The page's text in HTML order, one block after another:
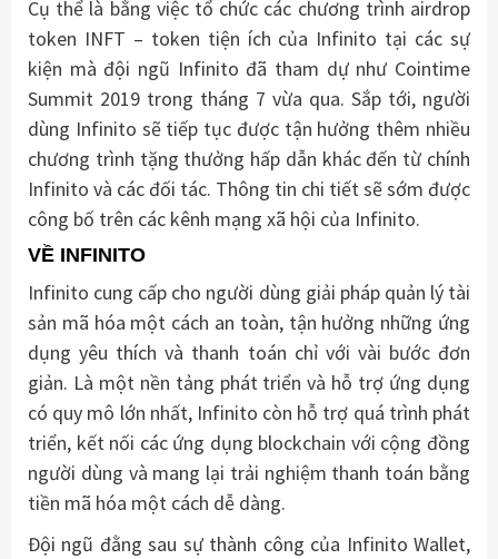
Cụ thể là bằng việc tổ chức các chương trình airdrop
token INFT – token tiện ích của Infinito tại các sự
kiện mà đội ngũ Infinito đã tham dự như Cointime
Summit 2019 trong tháng 7 vừa qua. Sắp tới, người
dùng Infinito sẽ tiếp tục được tận hưởng thêm nhiều
chương trình tặng thưởng hấp dẫn khác đến từ chính
Infinito và các đối tác. Thông tin chi tiết sẽ sớm được
công bố trên các kênh mạng xã hội của Infinito.
VỀ INFINITO
Infinito cung cấp cho người dùng giải pháp quản lý tài
sản mã hóa một cách an toàn, tận hưởng những ứng
dụng yêu thích và thanh toán chỉ với vài bước đơn
giản. Là một nền tảng phát triển và hỗ trợ ứng dụng
có quy mô lớn nhất, Infinito còn hỗ trợ quá trình phát
triển, kết nối các ứng dụng blockchain với cộng đồng
người dùng và mang lại trải nghiệm thanh toán bằng
tiền mã hóa một cách dễ dàng.
Đội ngũ đằng sau sự thành công của Infinito Wallet,